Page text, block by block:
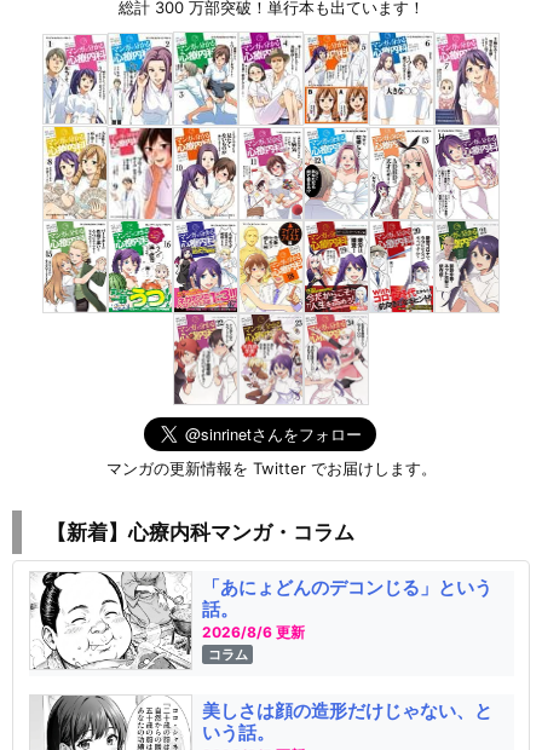
総計 300 万部突破！単行本も出ています！
マンガの更新情報を Twitter でお届けします。
【新着】心療内科マンガ・コラム
「あにょどんのデコンじる」という
話。
2026/8/6 更新
コラム
美しさは顔の造形だけじゃない、と
いう話。